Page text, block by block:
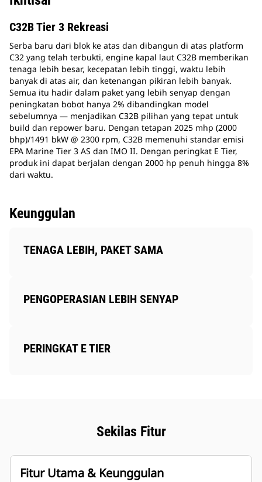
C32B Tier 3 Rekreasi
Serba baru dari blok ke atas dan dibangun di atas platform
C32 yang telah terbukti, engine kapal laut C32B memberikan
tenaga lebih besar, kecepatan lebih tinggi, waktu lebih
banyak di atas air, dan ketenangan pikiran lebih banyak.
Semua itu hadir dalam paket yang lebih senyap dengan
peningkatan bobot hanya 2% dibandingkan model
sebelumnya — menjadikan C32B pilihan yang tepat untuk
build dan repower baru. Dengan tetapan 2025 mhp (2000
bhp)/1491 bkW @ 2300 rpm, C32B memenuhi standar emisi
EPA Marine Tier 3 AS dan IMO II. Dengan peringkat E Tier,
produk ini dapat berjalan dengan 2000 hp penuh hingga 8%
dari waktu.
Keunggulan
TENAGA LEBIH, PAKET SAMA
PENGOPERASIAN LEBIH SENYAP
PERINGKAT E TIER
Sekilas Fitur
Fitur Utama & Keunggulan